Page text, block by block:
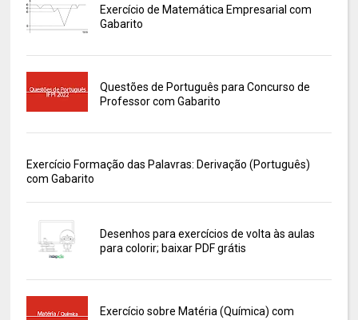
Exercício de Matemática Empresarial com
Gabarito
Questões de Português para Concurso de
Professor com Gabarito
Exercício Formação das Palavras: Derivação (Português)
com Gabarito
Desenhos para exercícios de volta às aulas
para colorir; baixar PDF grátis
Exercício sobre Matéria (Química) com